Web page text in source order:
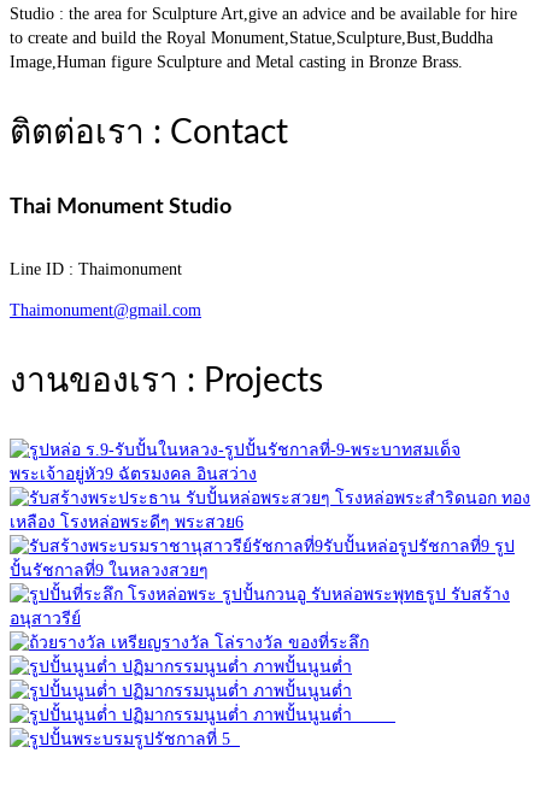
Studio : the area for Sculpture Art,give an advice and be available for hire
to create and build the Royal Monument,Statue,Sculpture,Bust,Buddha
Image,Human figure Sculpture and Metal casting in Bronze Brass.
ติตต่อเรา : Contact
Thai Monument Studio
Line ID : Thaimonument
Thaimonument@gmail.com
งานของเรา : Projects